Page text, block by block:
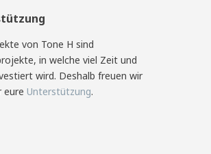
von Tone H sind
in welche viel Zeit und
wird. Deshalb freuen wir
eure Unterstützung.